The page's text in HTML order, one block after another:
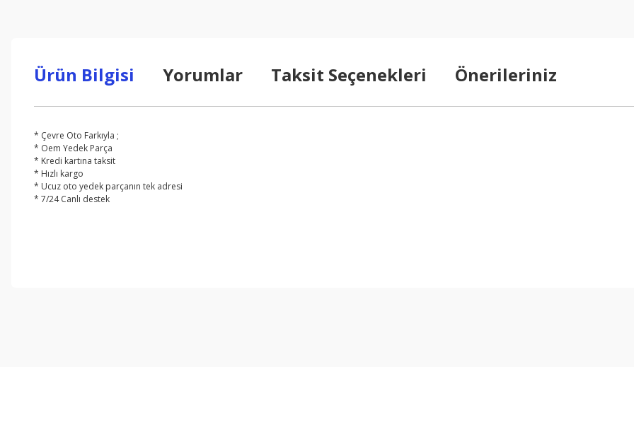
Ürün Bilgisi Yorumlar Taksit Seçenekleri Önerileriniz
* Çevre Oto Farkıyla ;
* Oem Yedek Parça
* Kredi kartına taksit
* Hızlı kargo
* Ucuz oto yedek parçanın tek adresi
* 7/24 Canlı destek